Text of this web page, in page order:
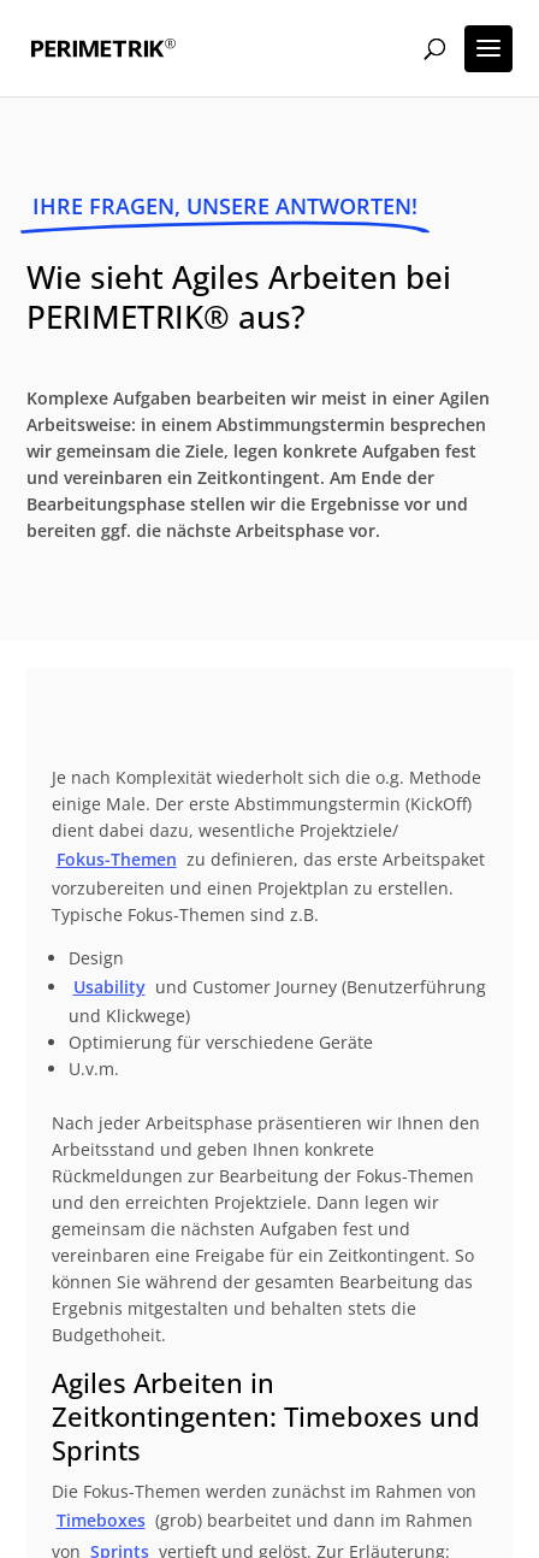
IHRE FRAGEN, UNSERE ANTWORTEN!
Wie sieht Agiles Arbeiten bei
PERIMETRIK® aus?
Komplexe Aufgaben bearbeiten wir meist in einer Agilen
Arbeitsweise: in einem Abstimmungstermin besprechen
wir gemeinsam die Ziele, legen konkrete Aufgaben fest
und vereinbaren ein Zeitkontingent. Am Ende der
Bearbeitungsphase stellen wir die Ergebnisse vor und
bereiten ggf. die nächste Arbeitsphase vor.
Je nach Komplexität wiederholt sich die o.g. Methode
einige Male. Der erste Abstimmungstermin (KickOff)
dient dabei dazu, wesentliche Projektziele/
Fokus-Themen zu definieren, das erste Arbeitspaket
vorzubereiten und einen Projektplan zu erstellen.
Typische Fokus-Themen sind z.B.
Design
Usability und Customer Journey (Benutzerführung
und Klickwege)
Optimierung für verschiedene Geräte
U.v.m.
Nach jeder Arbeitsphase präsentieren wir Ihnen den
Arbeitsstand und geben Ihnen konkrete
Rückmeldungen zur Bearbeitung der Fokus-Themen
und den erreichten Projektziele. Dann legen wir
gemeinsam die nächsten Aufgaben fest und
vereinbaren eine Freigabe für ein Zeitkontingent. So
können Sie während der gesamten Bearbeitung das
Ergebnis mitgestalten und behalten stets die
Budgethoheit.
Agiles Arbeiten in
Zeitkontingenten: Timeboxes und
Sprints
Die Fokus-Themen werden zunächst im Rahmen von
Timeboxes (grob) bearbeitet und dann im Rahmen
von Sprints vertieft und gelöst. Zur Erläuterung: